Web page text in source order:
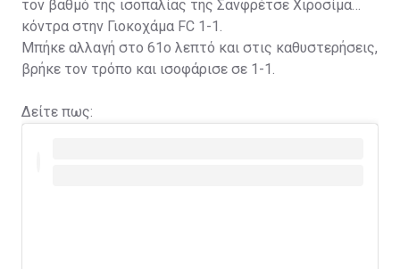
τον βαθμό της ισοπαλίας της Σανφρέτσε Χιροσίμα
κόντρα στην Γιοκοχάμα FC 1-1.
Μπήκε αλλαγή στο 61ο λεπτό και στις καθυστερήσεις,
βρήκε τον τρόπο και ισοφάρισε σε 1-1.
Δείτε πως: